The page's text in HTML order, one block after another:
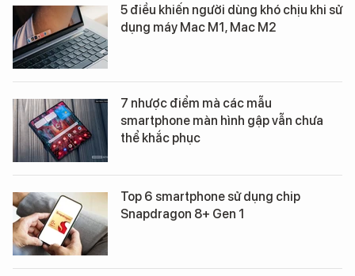
5 điều khiến người dùng khó chịu khi sử
dụng máy Mac M1, Mac M2
7 nhược điểm mà các mẫu
smartphone màn hình gập vẫn chưa
thể khắc phục
Top 6 smartphone sử dụng chip
Snapdragon 8+ Gen 1